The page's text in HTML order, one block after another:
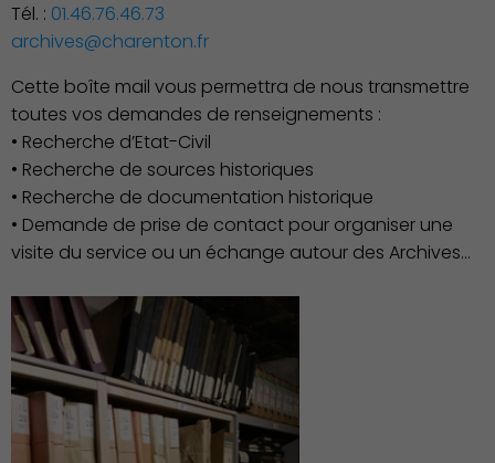
Tél. : 01.46.76.46.73
archives@charenton.fr
Cette boîte mail vous permettra de nous transmettre
toutes vos demandes de renseignements :
• Recherche d’Etat-Civil
• Recherche de sources historiques
• Recherche de documentation historique
• Demande de prise de contact pour organiser une
visite du service ou un échange autour des Archives…